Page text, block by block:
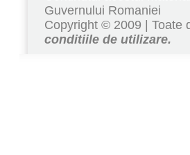
Guvernului Romaniei
Copyright © 2009 | Toate
conditiile de utilizare.